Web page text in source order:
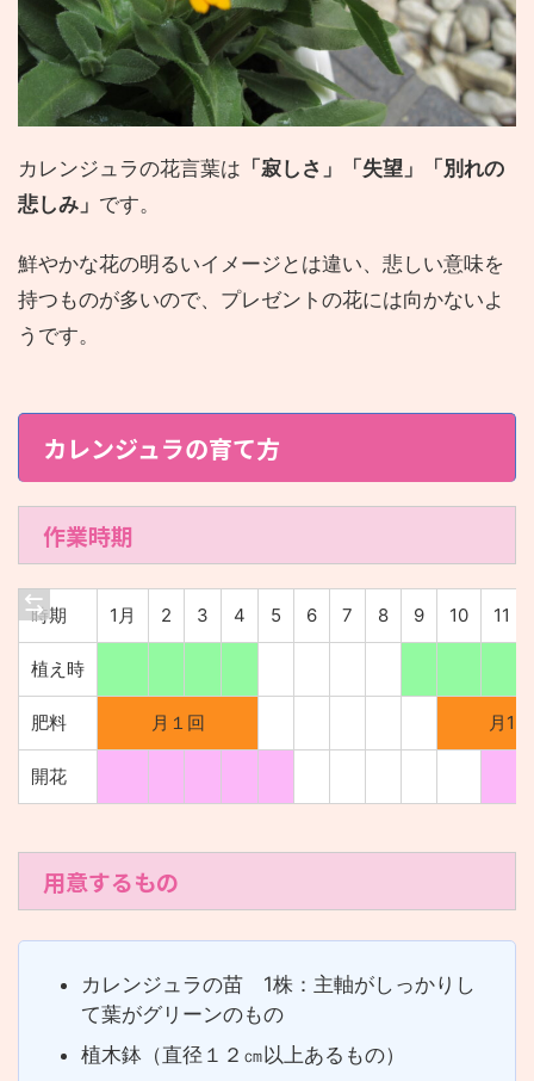
カレンジュラの花言葉は 「寂しさ」「失望」「別れの
悲しみ」 です。
鮮やかな花の明るいイメージとは違い、悲しい意味を
持つものが多いので、プレゼントの花には向かないよ
うです。
カレンジュラの育て方
作業時期
時期 1月 2 3 4 5 6 7 8 9 10 11
植え時
肥料 月１回 月1回
開花
用意するもの
カレンジュラの苗 1株：主軸がしっかりし
て葉がグリーンのもの
植木鉢（直径１２㎝以上あるもの）